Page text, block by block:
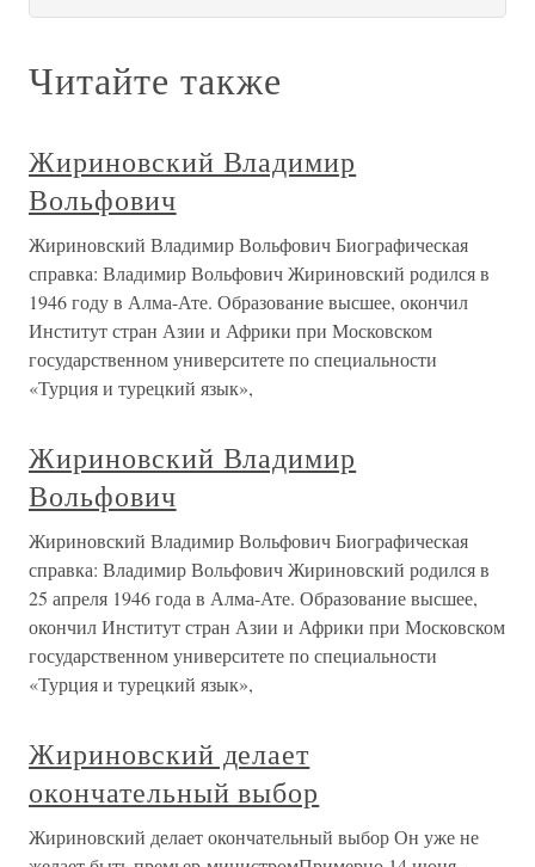
Читайте также
Жириновский Владимир
Вольфович
Жириновский Владимир Вольфович Биографическая
справка: Владимир Вольфович Жириновский родился в
1946 году в Алма-Ате. Образование высшее, окончил
Институт стран Азии и Африки при Московском
государственном университете по специальности
«Турция и турецкий язык»,
Жириновский Владимир
Вольфович
Жириновский Владимир Вольфович Биографическая
справка: Владимир Вольфович Жириновский родился в
25 апреля 1946 года в Алма-Ате. Образование высшее,
окончил Институт стран Азии и Африки при Московском
государственном университете по специальности
«Турция и турецкий язык»,
Жириновский делает
окончательный выбор
Жириновский делает окончательный выбор Он уже не